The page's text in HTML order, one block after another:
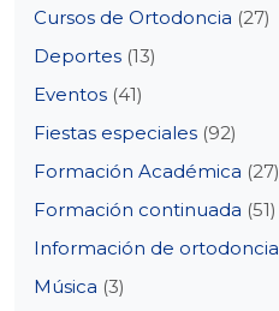
Cursos de Ortodoncia (27)
Deportes (13)
Eventos (41)
Fiestas especiales (92)
Formación Académica (27)
Formación continuada (51)
Información de ortodoncia
Música (3)